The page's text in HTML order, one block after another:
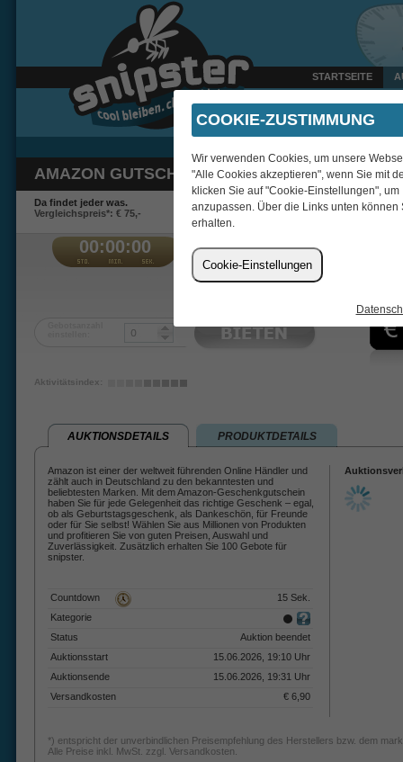
STARTSEITE
Gestern um 22:47 Uhr
AMAZON GUTSCHEIN 25 EUR + 100 BIDS
Da findet jeder was.
Vergleichspreis*: € 75,-
00:00:00 €
Aktivitätsindex:
AUKTIONSDETAILS PRODUKTDETAILS
Amazon ist einer der weltweit führenden Online Händler und
zählt auch in Deutschland zu den bekanntesten und
beliebtesten Marken. Mit dem Amazon-Geschenkgutschein
haben Sie für jede Gelegenheit das richtige Geschenk – egal,
ob als Geburtstagsgeschenk, als Dankeschön, für Freunde
oder für Sie selbst! Wählen Sie aus Millionen von Produkten
und profitieren Sie von guten Preisen, Auswahl und
Zuverlässigkeit. Zusätzlich erhalten Sie 100 Gebote für
snipster.
Countdown
15 Sek.
Kategorie
Status
Auktion beendet
Auktionsstart
15.06.2026, 19:10 Uhr
Auktionsende
15.06.2026, 19:31 Uhr
Versandkosten
€ 6,90
*) entspricht der unverbindlichen Preisempfehlung des Herstellers bzw. dem
Alle Preise inkl. MwSt. zzgl. Versandkosten.
COOKIE-ZUSTIMMUNG
Wir verwenden Cookies, um unsere
"Alle Cookies akzeptieren", wenn Sie mit
klicken Sie auf "Cookie-Einstellungen",
anzupassen. Über die Links unten
erhalten.
Cookie-Einstellungen